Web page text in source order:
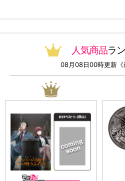
人気商品ラ
08月08日00時更新《
1